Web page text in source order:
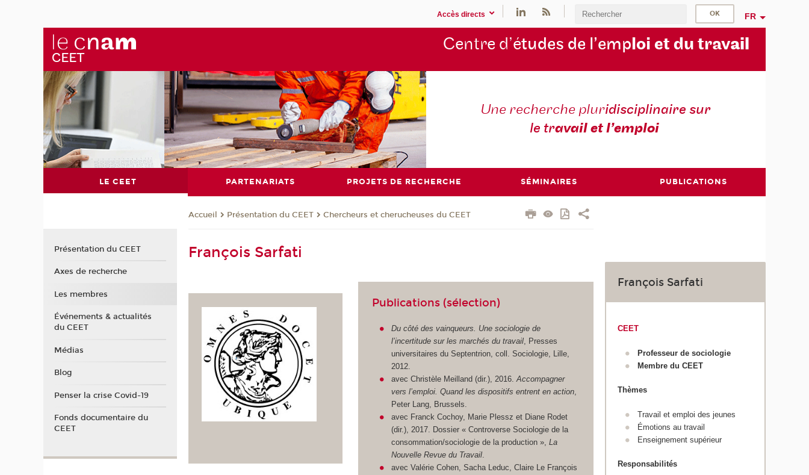
Accès directs FR
Centre d’études de l’emploi et du travail
Une recherche pluridisciplinaire sur
le travail et l’emploi
LE CEET PARTENARIATS PROJETS DE RECHERCHE SÉMINAIRES PUBLICATIONS
Accueil Présentation du CEET Chercheurs et cherucheuses du CEET
François Sarfati
Publications (sélection)
Du côté des vainqueurs. Une sociologie de
l’incertitude sur les marchés du travail, Presses
universitaires du Septentrion, coll. Sociologie, Lille,
2012.
avec Christèle Meilland (dir.), 2016.Accompagner
vers l’emploi. Quand les dispositifs entrent en action,
Peter Lang, Brussels.
avec Franck Cochoy, Marie Plessz et Diane Rodet
(dir.), 2017. Dossier « Controverse Sociologie de la
consommation/sociologie de la production »,La
Nouvelle Revue du Travail.
avec Valérie Cohen, Sacha Leduc, Claire Le François
François Sarfati
CEET
Professeur de sociologie
Membre du CEET
Thèmes
Travail et emploi des jeunes
Émotions au travail
Enseignement supérieur
Responsabilités
Présentation du CEET
Axes de recherche
Les membres
Événements & actualités
du CEET
Médias
Blog
Penser la crise Covid-19
Fonds documentaire du
CEET